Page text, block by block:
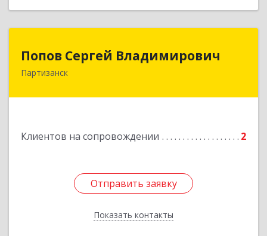
Попов Сергей Владимирович
Партизанск
Клиентов на сопровождении 2
Отправить заявку
Показать контакты
Попов Сергей Владимирович
692922, Приморский край, г. Находка, ул.
Отправить заявку
Назад